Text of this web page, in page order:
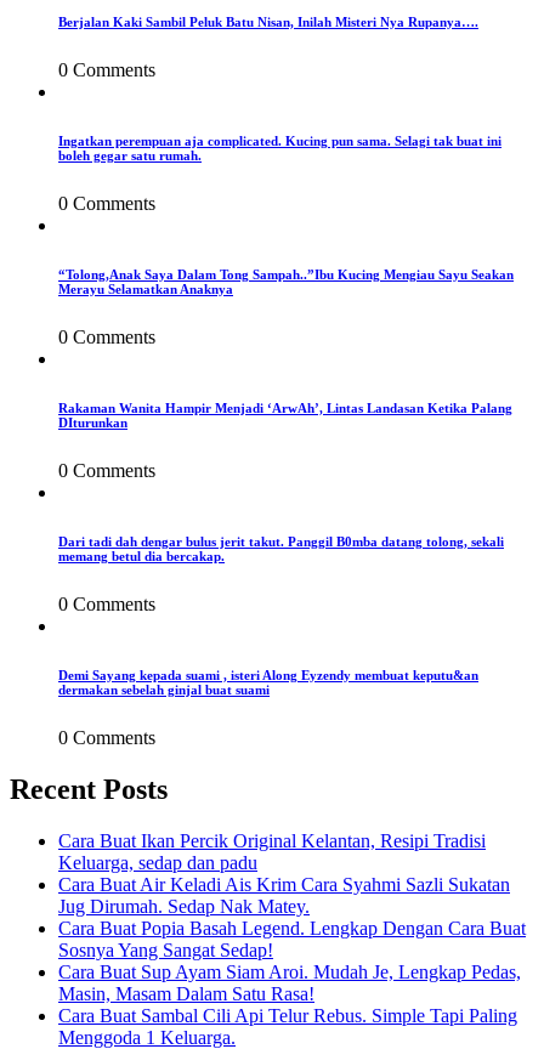
Berjalan Kaki Sambil Peluk Batu Nisan, Inilah Misteri Nya Rupanya….
0 Comments
Ingatkan perempuan aja complicated. Kucing pun sama. Selagi tak buat ini
boleh gegar satu rumah.
0 Comments
“Tolong,Anak Saya Dalam Tong Sampah..”Ibu Kucing Mengiau Sayu Seakan
Merayu Selamatkan Anaknya
0 Comments
Rakaman Wanita Hampir Menjadi ‘ArwAh’, Lintas Landasan Ketika Palang
DIturunkan
0 Comments
Dari tadi dah dengar bulus jerit takut. Panggil B0mba datang tolong, sekali
memang betul dia bercakap.
0 Comments
Demi Sayang kepada suami , isteri Along Eyzendy membuat keputu&an
dermakan sebelah ginjal buat suami
0 Comments
Recent Posts
Cara Buat Ikan Percik Original Kelantan, Resipi Tradisi
Keluarga, sedap dan padu
Cara Buat Air Keladi Ais Krim Cara Syahmi Sazli Sukatan
Jug Dirumah. Sedap Nak Matey.
Cara Buat Popia Basah Legend. Lengkap Dengan Cara Buat
Sosnya Yang Sangat Sedap!
Cara Buat Sup Ayam Siam Aroi. Mudah Je, Lengkap Pedas,
Masin, Masam Dalam Satu Rasa!
Cara Buat Sambal Cili Api Telur Rebus. Simple Tapi Paling
Menggoda 1 Keluarga.